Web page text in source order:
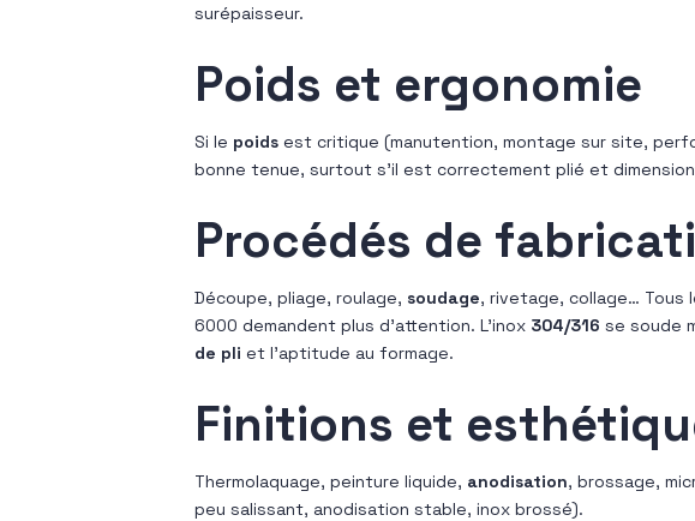
surépaisseur.
Poids et ergonomie
Si le poids est critique (manutention, montage sur site,
bonne tenue, surtout s’il est correctement plié et
Procédés de
Découpe, pliage, roulage, soudage, rivetage, collage… Tous
6000 demandent plus d’attention. L’inox 304/316 se soude
de pli et l’aptitude au formage.
Finitions et
Thermolaquage, peinture liquide, anodisation, brossage,
peu salissant, anodisation stable, inox brossé).